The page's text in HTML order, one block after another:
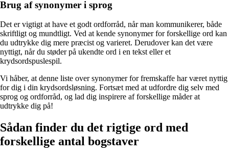
Brug af synonymer i sprog
Det er vigtigt at have et godt ordforråd, når man kommunikerer, både
skriftligt og mundtligt. Ved at kende synonymer for forskellige ord kan
du udtrykke dig mere præcist og varieret. Derudover kan det være
nyttigt, når du støder på ukendte ord i en tekst eller et
krydsordspuslespil.
Vi håber, at denne liste over synonymer for fremskaffe har været nyttig
for dig i din krydsordsløsning. Fortsæt med at udfordre dig selv med
sprog og ordforråd, og lad dig inspirere af forskellige måder at
udtrykke dig på!
Sådan finder du det rigtige ord med
forskellige antal bogstaver